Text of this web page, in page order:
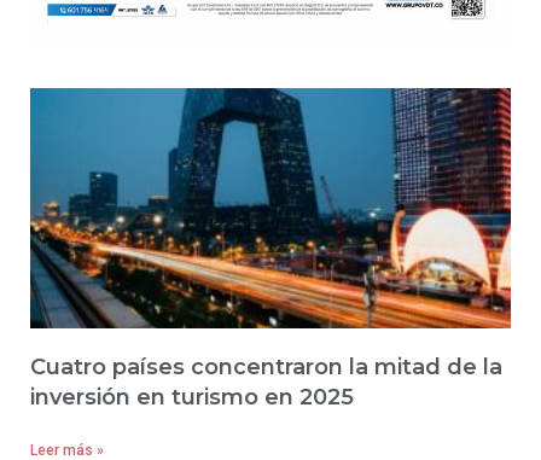
Cuatro países concentraron la mitad de la
inversión en turismo en 2025
Leer más »